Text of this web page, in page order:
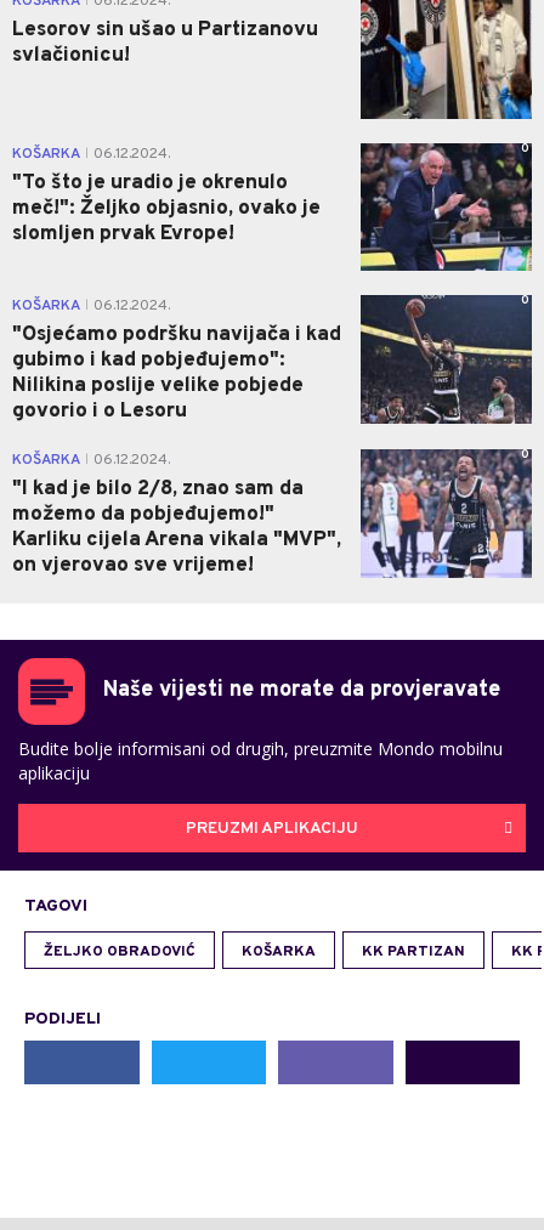
Lesorov sin ušao u Partizanovu
svlačionicu!
KOŠARKA 06.12.2024.
"To što je uradio je okrenulo
meč!": Željko objasnio, ovako je
slomljen prvak Evrope!
0
KOŠARKA 06.12.2024.
"Osjećamo podršku navijača i kad
gubimo i kad pobjeđujemo":
Nilikina poslije velike pobjede
govorio i o Lesoru
0
KOŠARKA 06.12.2024.
"I kad je bilo 2/8, znao sam da
možemo da pobjeđujemo!"
Karliku cijela Arena vikala "MVP",
on vjerovao sve vrijeme!
0
Naše vijesti ne morate da provjeravate
Budite bolje informisani od drugih, preuzmite Mondo mobilnu
aplikaciju
PREUZMI APLIKACIJU
TAGOVI
ŽELJKO OBRADOVIĆ KOŠARKA KK PARTIZAN KK
PODIJELI